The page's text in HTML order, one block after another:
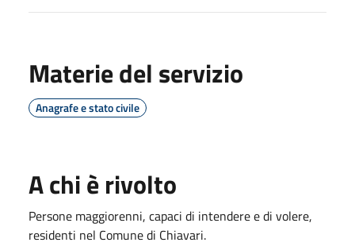
Materie del servizio
Anagrafe e stato civile
A chi è rivolto
Persone maggiorenni, capaci di intendere e di volere,
residenti nel Comune di Chiavari.